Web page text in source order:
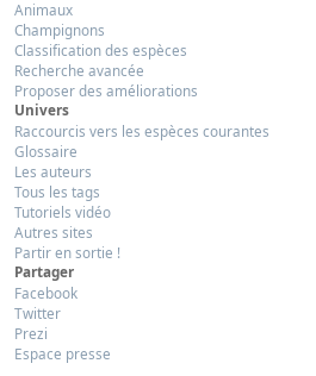
Animaux
Champignons
Classification des espèces
Recherche avancée
Proposer des améliorations
Univers
Raccourcis vers les espèces courantes
Glossaire
Les auteurs
Tous les tags
Tutoriels vidéo
Autres sites
Partir en sortie !
Partager
Facebook
Twitter
Prezi
Espace presse